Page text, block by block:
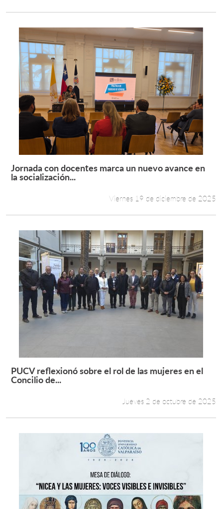
Leer más +
Jornada con docentes marca un nuevo avance en
la socialización...
Viernes 19 de diciembre de 2025
Leer más +
PUCV reflexionó sobre el rol de las mujeres en el
Concilio de...
Jueves 2 de octubre de 2025